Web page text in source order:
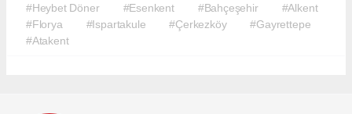
#Heybet Döner #Esenkent #Bahçeşehir
#Alkent
#Florya
#Ispartakule #Çerkezköy
#Gayrettepe
#Atakent